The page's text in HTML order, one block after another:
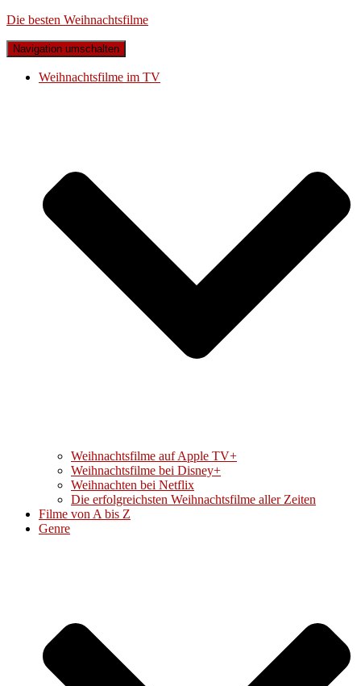
Die besten Weihnachtsfilme
Navigation umschalten
Weihnachtsfilme im TV
Weihnachtsfilme auf Apple TV+
Weihnachtsfilme bei Disney+
Weihnachten bei Netflix
Die erfolgreichsten Weihnachtsfilme aller Zeiten
Filme von A bis Z
Genre